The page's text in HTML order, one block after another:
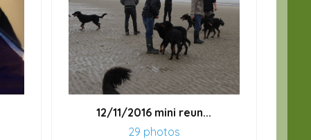
12/11/2016 mini reun...
29 photos